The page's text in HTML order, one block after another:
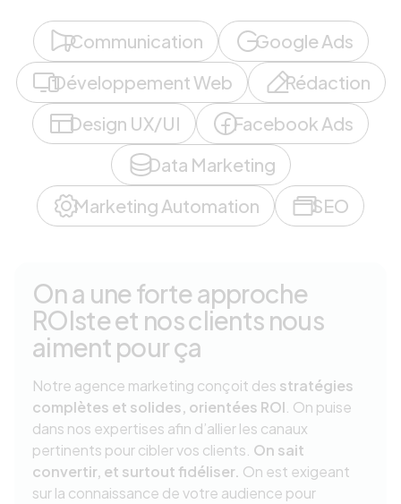
Communication
Google Ads
Développement Web
Rédaction
Design UX/UI
Facebook Ads
Data Marketing
Marketing Automation
SEO
On a une forte approche
ROIste et nos clients nous
aiment pour ça
Notre agence marketing conçoit des stratégies
complètes et solides, orientées ROI . On puise
dans nos expertises afin d’allier les canaux
pertinents pour cibler vos clients. On sait
convertir, et surtout fidéliser. On est exigeant
sur la connaissance de votre audience pour